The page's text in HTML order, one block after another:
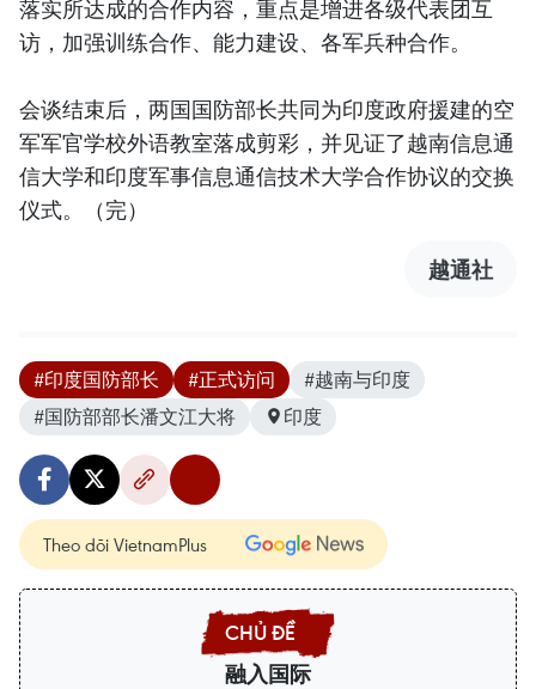
落实所达成的合作内容，重点是增进各级代表团互
访，加强训练合作、能力建设、各军兵种合作。
会谈结束后，两国国防部长共同为印度政府援建的空
军军官学校外语教室落成剪彩，并见证了越南信息通
信大学和印度军事信息通信技术大学合作协议的交换
仪式。（完）
越通社
#印度国防部长 #正式访问
#越南与印度
#国防部部长潘文江大将
印度
Theo dõi VietnamPlus
融入国际